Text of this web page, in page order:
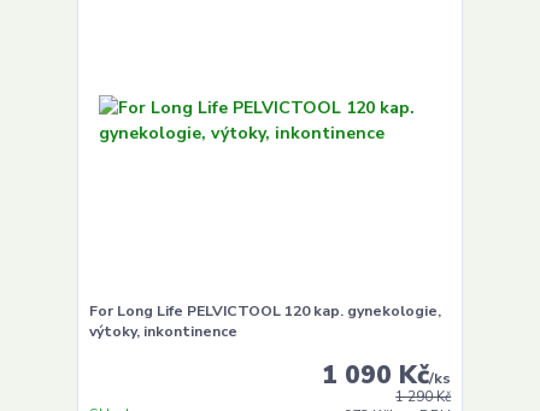
For Long Life PELVICTOOL 120 kap. gynekologie,
výtoky, inkontinence
1 290 Kč
1 090 Kč/ks